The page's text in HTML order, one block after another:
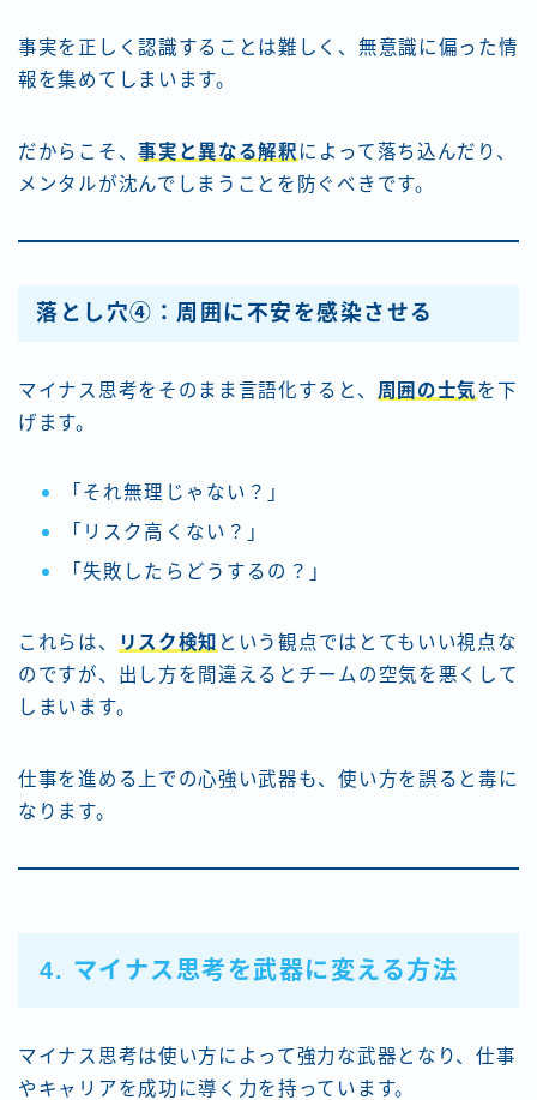
事実を正しく認識することは難しく、無意識に偏った情
報を集めてしまいます。
だからこそ、事実と異なる解釈 によって落ち込んだり、
メンタルが沈んでしまうことを防ぐべきです。
落とし穴④：周囲に不安を感染させる
マイナス思考をそのまま言語化すると、 周囲の士気を下
げます。
「それ無理じゃない？」
「リスク高くない？」
「失敗したらどうするの？」
これらは、 リスク検知 という観点ではとてもいい視点な
のですが、出し方を間違えるとチームの空気を悪くして
しまいます。
仕事を進める上での心強い武器も、使い方を誤ると毒に
なります。
4. マイナス思考を武器に変える方法
マイナス思考は使い方によって強力な武器となり、仕事
やキャリアを成功に導く力を持っています。